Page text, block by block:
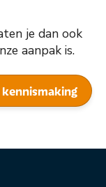
je dan ook
aanpak is.
kennismaking